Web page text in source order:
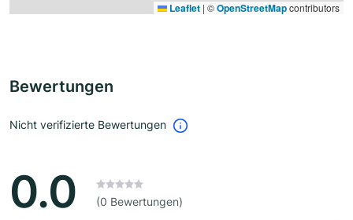
Leaflet | ©OpenStreetMapcontributors
Bewertungen
Nicht verifizierte Bewertungen
0.0 (0 Bewertungen)